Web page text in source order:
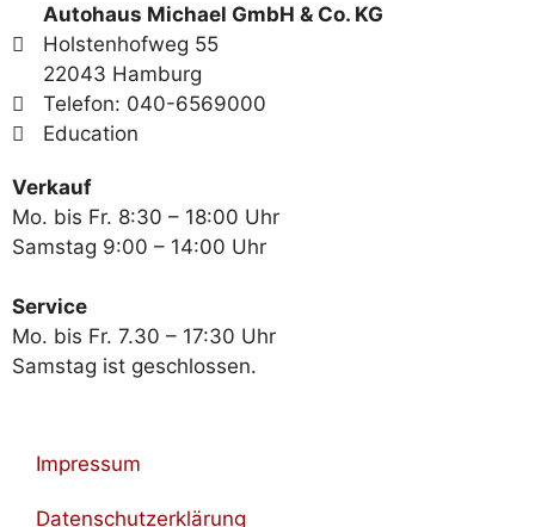
Autohaus Michael GmbH & Co. KG
Holstenhofweg 55
22043 Hamburg
Telefon: 040-6569000
Education
Verkauf
Mo. bis Fr. 8:30 – 18:00 Uhr
Samstag 9:00 – 14:00 Uhr
Service
Mo. bis Fr. 7.30 – 17:30 Uhr
Samstag ist geschlossen.
Impressum
Datenschutzerklärung